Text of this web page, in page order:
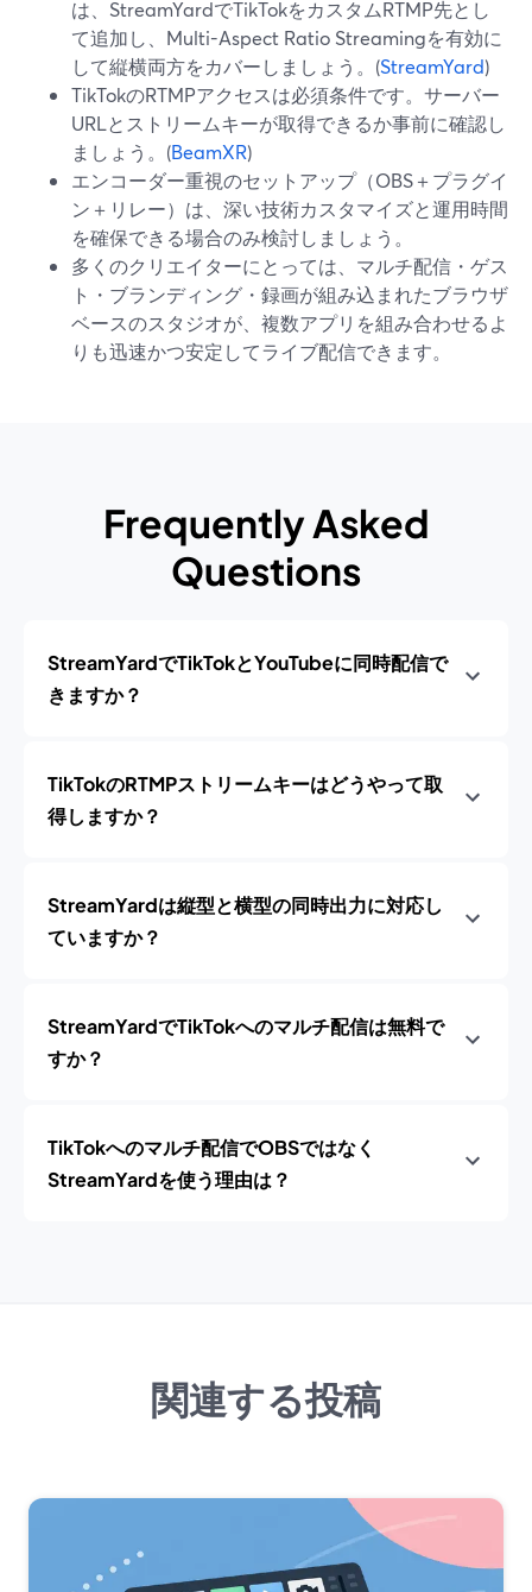
は、StreamYardでTikTokをカスタムRTMP先とし
て追加し、Multi-Aspect Ratio Streamingを有効に
して縦横両方をカバーしましょう。(StreamYard)
TikTokのRTMPアクセスは必須条件です。サーバー
URLとストリームキーが取得できるか事前に確認し
ましょう。(BeamXR)
エンコーダー重視のセットアップ（OBS＋プラグイ
ン＋リレー）は、深い技術カスタマイズと運用時間
を確保できる場合のみ検討しましょう。
多くのクリエイターにとっては、マルチ配信・ゲス
ト・ブランディング・録画が組み込まれたブラウザ
ベースのスタジオが、複数アプリを組み合わせるよ
りも迅速かつ安定してライブ配信できます。
Frequently Asked
Questions
StreamYardでTikTokとYouTubeに同時配信で
きますか？
TikTokのRTMPストリームキーはどうやって取
得しますか？
StreamYardは縦型と横型の同時出力に対応し
ていますか？
StreamYardでTikTokへのマルチ配信は無料で
すか？
TikTokへのマルチ配信でOBSではなく
StreamYardを使う理由は？
関連する投稿